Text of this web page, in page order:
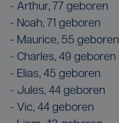
- Arthur, 77 geboren
- Noah, 71 geboren
- Maurice, 55 geboren
- Charles, 49 geboren
- Elias, 45 geboren
- Jules, 44 geboren
- Vic, 44 geboren